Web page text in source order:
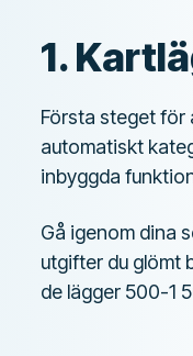
1.
Första steget för
automatiskt
inbyggda
Gå igenom dina
utgifter du glömt
de lägger 500-1